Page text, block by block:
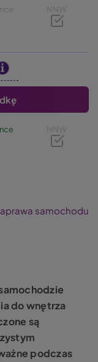
NNW
NNW
samochodu
do wnętrza
są
podczas